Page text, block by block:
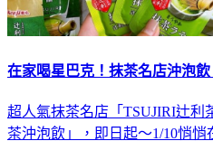
在家喝星巴克！抹茶名店沖泡
超人氣抹茶名店「TSUJIRI辻利
茶沖泡飲」，即日起～1/10悄